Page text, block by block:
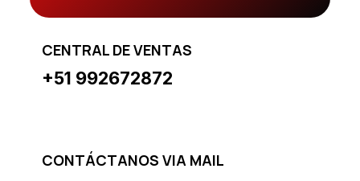
CENTRAL DE VENTAS
+51 992672872
CONTÁCTANOS VIA MAIL